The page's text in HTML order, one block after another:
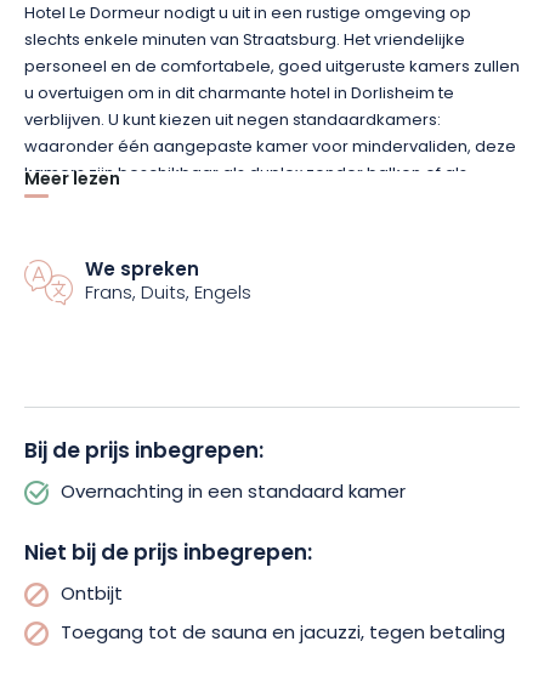
Hotel Le Dormeur nodigt u uit in een rustige omgeving op
slechts enkele minuten van Straatsburg. Het vriendelijke
personeel en de comfortabele, goed uitgeruste kamers zullen
u overtuigen om in dit charmante hotel in Dorlisheim te
verblijven. U kunt kiezen uit negen standaardkamers:
waaronder één aangepaste kamer voor mindervaliden, deze
kamers zijn beschikbaar als duplex zonder balkon of als
kamers met balkon of terras.
In alle gevallen zult u verleid worden door hun zorgvuldig
ontworpen hedendaagse stijl. Maar hun charme beperkt zich
Voor maximale ontspanning biedt het hotel tegen betaling
toegang tot de sauna en de jacuzzi.
Meer lezen
We spreken
Frans, Duits, Engels
Bij de prijs inbegrepen:
Overnachting in een standaard kamer
Niet bij de prijs inbegrepen:
Ontbijt
Toegang tot de sauna en jacuzzi, tegen betaling